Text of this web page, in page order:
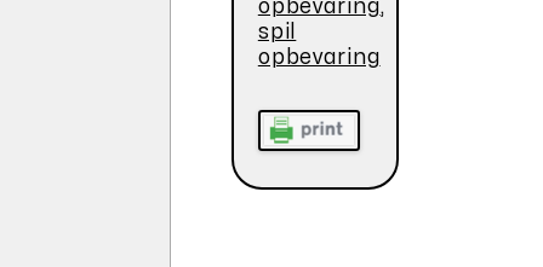
opbevaring,
spil
opbevaring